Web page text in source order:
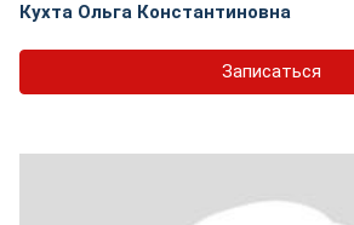
Кухта Ольга Константиновна
Записаться